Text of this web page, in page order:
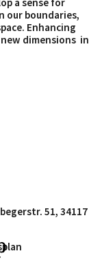
our boundaries,
Enhancing
dimensions in
51, 34117